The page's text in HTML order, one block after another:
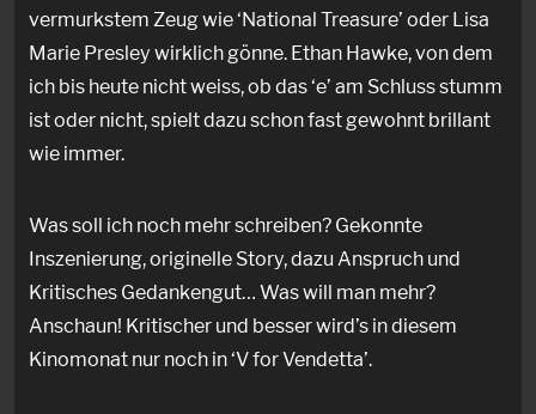
vermurkstem Zeug wie ‘National Treasure’ oder Lisa
Marie Presley wirklich gönne. Ethan Hawke, von dem
ich bis heute nicht weiss, ob das ‘e’ am Schluss stumm
ist oder nicht, spielt dazu schon fast gewohnt brillant
wie immer.
Was soll ich noch mehr schreiben? Gekonnte
Inszenierung, originelle Story, dazu Anspruch und
Kritisches Gedankengut… Was will man mehr?
Anschaun! Kritischer und besser wird’s in diesem
Kinomonat nur noch in ‘V for Vendetta’.